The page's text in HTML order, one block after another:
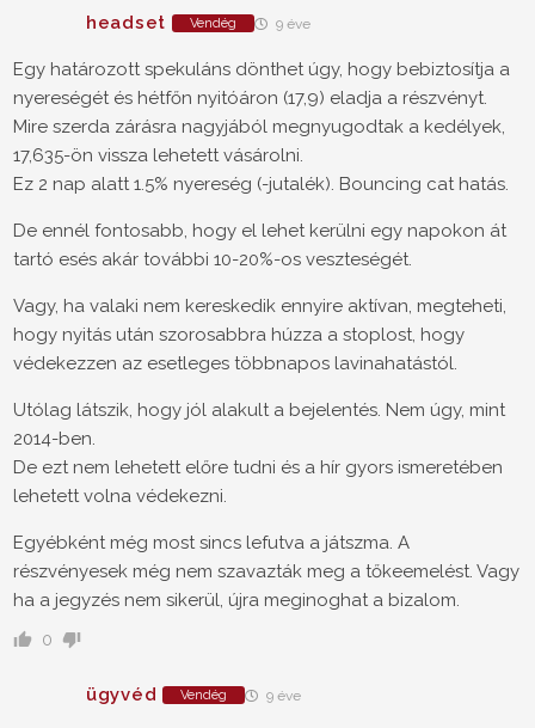
headset Vendég 9 éve
Egy határozott spekuláns dönthet úgy, hogy bebiztosítja a
nyereségét és hétfőn nyitóáron (17,9) eladja a részvényt.
Mire szerda zárásra nagyjából megnyugodtak a kedélyek,
17,635-ön vissza lehetett vásárolni.
Ez 2 nap alatt 1.5% nyereség (-jutalék). Bouncing cat hatás.
De ennél fontosabb, hogy el lehet kerülni egy napokon át
tartó esés akár további 10-20%-os veszteségét.
Vagy, ha valaki nem kereskedik ennyire aktívan, megteheti,
hogy nyitás után szorosabbra húzza a stoplost, hogy
védekezzen az esetleges többnapos lavinahatástól.
Utólag látszik, hogy jól alakult a bejelentés. Nem úgy, mint
2014-ben.
De ezt nem lehetett előre tudni és a hír gyors ismeretében
lehetett volna védekezni.
Egyébként még most sincs lefutva a játszma. A
részvényesek még nem szavazták meg a tőkeemelést. Vagy
ha a jegyzés nem sikerül, újra meginoghat a bizalom.
0
ügyvéd Vendég 9 éve